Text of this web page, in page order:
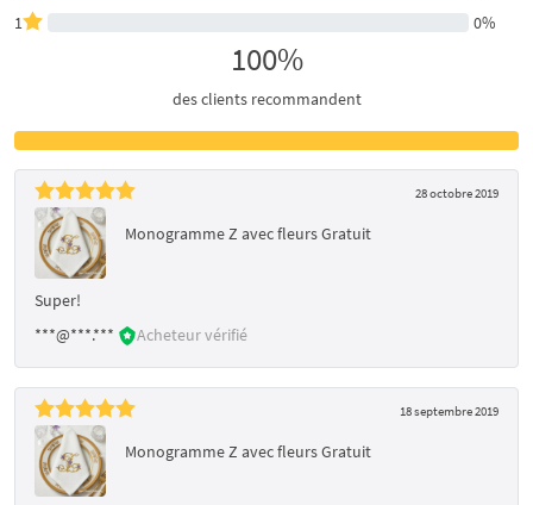
1
0%
100%
des clients recommandent
28 octobre 2019
Monogramme Z avec fleurs Gratuit
Super!
***@***.***
Acheteur vérifié
18 septembre 2019
Monogramme Z avec fleurs Gratuit